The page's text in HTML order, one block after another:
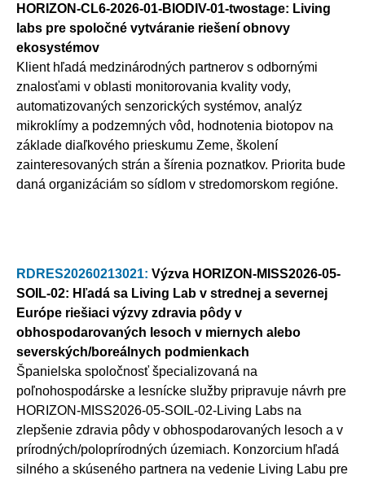
HORIZON-CL6-2026-01-BIODIV-01-twostage: Living
labs pre spoločné vytváranie riešení obnovy
ekosystémov
Klient hľadá medzinárodných partnerov s odbornými
znalosťami v oblasti monitorovania kvality vody,
automatizovaných senzorických systémov, analýz
mikroklímy a podzemných vôd, hodnotenia biotopov na
základe diaľkového prieskumu Zeme, školení
zainteresovaných strán a šírenia poznatkov. Priorita bude
daná organizáciám so sídlom v stredomorskom regióne.
RDRES20260213021: Výzva HORIZON-MISS2026-05-
SOIL-02: Hľadá sa Living Lab v strednej a severnej
Európe riešiaci výzvy zdravia pôdy v
obhospodarovaných lesoch v miernych alebo
severských/boreálnych podmienkach
Španielska spoločnosť špecializovaná na
poľnohospodárske a lesnícke služby pripravuje návrh pre
HORIZON-MISS2026-05-SOIL-02-Living Labs na
zlepšenie zdravia pôdy v obhospodarovaných lesoch a v
prírodných/poloprírodných územiach. Konzorcium hľadá
silného a skúseného partnera na vedenie Living Labu pre